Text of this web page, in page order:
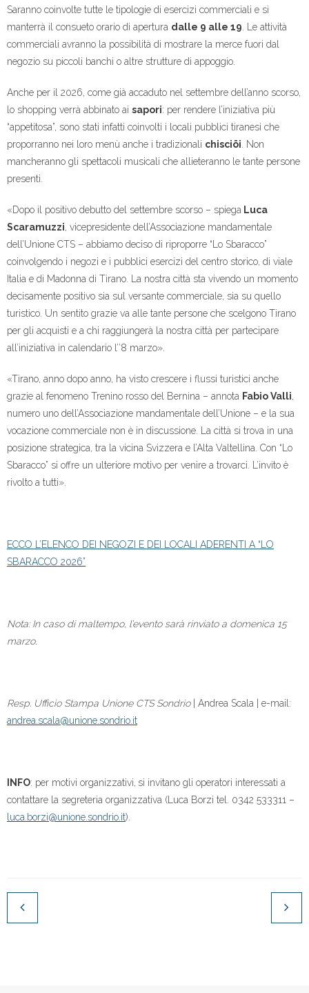
Saranno coinvolte tutte le tipologie di esercizi commerciali e si
manterrà il consueto orario di apertura dalle 9 alle 19 . Le attività
commerciali avranno la possibilità di mostrare la merce fuori dal
negozio su piccoli banchi o altre strutture di appoggio.
Anche per il 2026, come già accaduto nel settembre dell’anno scorso,
lo shopping verrà abbinato ai sapori: per rendere l’iniziativa più
“appetitosa”, sono stati infatti coinvolti i locali pubblici tiranesi che
proporranno nei loro menù anche i tradizionali chisciöi . Non
mancheranno gli spettacoli musicali che allieteranno le tante persone
presenti.
«Dopo il positivo debutto del settembre scorso – spiega Luca
Scaramuzzi , vicepresidente dell’Associazione mandamentale
dell’Unione CTS – abbiamo deciso di riproporre “Lo Sbaracco”
coinvolgendo i negozi e i pubblici esercizi del centro storico, di viale
Italia e di Madonna di Tirano. La nostra città sta vivendo un momento
decisamente positivo sia sul versante commerciale, sia su quello
turistico. Un sentito grazie va alle tante persone che scelgono Tirano
per gli acquisti e a chi raggiungerà la nostra città per partecipare
all’iniziativa in calendario l’’8 marzo».
«Tirano, anno dopo anno, ha visto crescere i flussi turistici anche
grazie al fenomeno Trenino rosso del Bernina – annota Fabio Valli
numero uno dell’Associazione mandamentale dell’Unione – e la sua
vocazione commerciale non è in discussione. La città si trova in una
posizione strategica, tra la vicina Svizzera e l’Alta Valtellina. Con “Lo
Sbaracco” si offre un ulteriore motivo per venire a trovarci. L’invito è
rivolto a tutti».
ECCO L’ELENCO DEI NEGOZI E DEI LOCALI ADERENTI A “LO
SBARACCO 2026”
Nota: In caso di maltempo, l’evento sarà rinviato a domenica 15
marzo.
Resp. Ufficio Stampa Unione CTS Sondrio
| Andrea Scala | e-mail:
andrea.scala@unione.sondrio.it
INFO: per motivi organizzativi, si invitano gli operatori interessati a
contattare la segreteria organizzativa (Luca Borzi tel. 0342 533311 –
luca.borzi@unione.sondrio.it).